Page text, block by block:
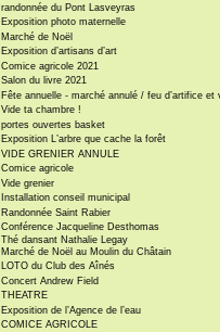
randonnée du Pont Lasveyras
Exposition photo maternelle
Marché de Noël
Exposition d’artisans d’art
Comice agricole 2021
Salon du livre 2021
Fête annuelle - marché annulé / feu d’artifice et
Vide ta chambre !
portes ouvertes basket
Exposition L’arbre que cache la forêt
VIDE GRENIER ANNULE
Comice agricole
Vide grenier
Installation conseil municipal
Randonnée Saint Rabier
Conférence Jacqueline Desthomas
Thé dansant Nathalie Legay
Marché de Noël au Moulin du Châtain
LOTO du Club des Aînés
Concert Andrew Field
THEATRE
Exposition de l’Agence de l’eau
COMICE AGRICOLE